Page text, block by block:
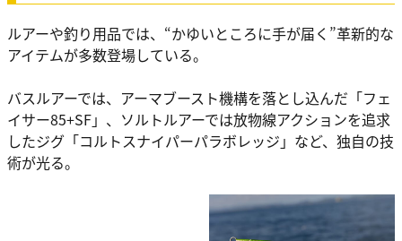
ルアーや釣り用品では、“かゆいところに手が届く”革新的な
アイテムが多数登場している。
バスルアーでは、アーマブースト機構を落とし込んだ「フェ
イサー85+SF」、ソルトルアーでは放物線アクションを追求
したジグ「コルトスナイパーパラボレッジ」など、独自の技
術が光る。